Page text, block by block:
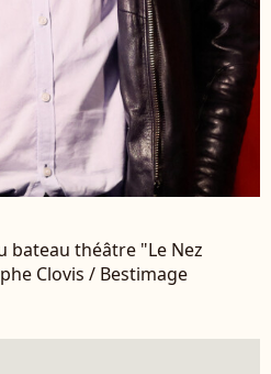
bateau théâtre "Le Nez
Clovis / Bestimage